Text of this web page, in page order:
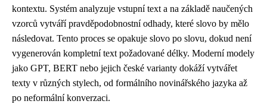
kontextu. Systém analyzuje vstupní text a na základě naučených
vzorců vytváří pravděpodobnostní odhady, které slovo by mělo
následovat. Tento proces se opakuje slovo po slovu, dokud není
vygenerován kompletní text požadované délky. Moderní modely
jako GPT, BERT nebo jejich české varianty dokáží vytvářet
texty v různých stylech, od formálního novinářského jazyka až
po neformální konverzaci.